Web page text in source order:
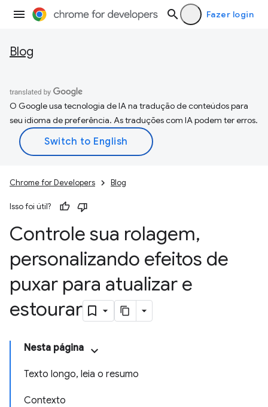
Fazer login
Blog
O Google usa tecnologia de IA na tradução de conteúdos para
seu idioma de preferência. As traduções com IA podem ter erros.
Chrome for Developers Blog
Isso foi útil?
Controle sua rolagem,
personalizando efeitos de
puxar para atualizar e
estourar
Nesta página
Texto longo, leia o resumo
Contexto